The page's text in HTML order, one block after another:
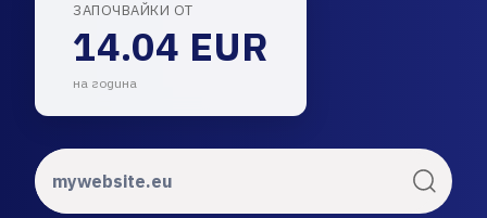
ЗАПОЧВАЙКИ ОТ
14.04 EUR
на година